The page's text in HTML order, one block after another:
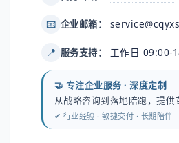
📧 企业邮箱：
📍 服务支持： 工作日 09:00-
🤝 专注企业服务 · 深度定制
从战略咨询到落地陪跑，提供
✔ 行业经验 · 敏捷交付 · 长期陪伴